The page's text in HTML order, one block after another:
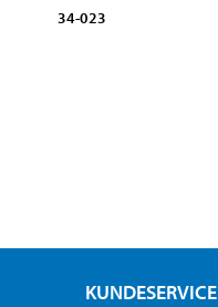
34-023
KUNDESERVICE